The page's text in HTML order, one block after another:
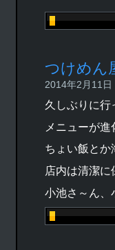
つけめん
2014年2月11
久しぶりに行
メニューが
ちょい飯とか
店内は清潔
小池さ～ん